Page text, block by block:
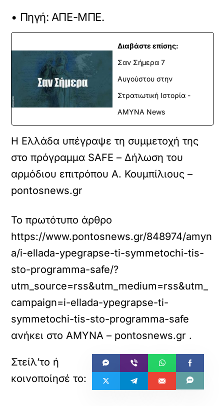
• Πηγή: ΑΠΕ-ΜΠΕ.
Διαβάστε επίσης:
Σαν Σήμερα 7
Αυγούστου στην
Στρατιωτική Ιστορία -
ΑΜΥΝΑ News
Η Ελλάδα υπέγραψε τη συμμετοχή της
στο πρόγραμμα SAFE – Δήλωση του
αρμόδιου επιτρόπου Α. Κουμπίλιους –
pontosnews.gr
Το πρωτότυπο άρθρο
https://www.pontosnews.gr/848974/amyn
a/i-ellada-ypegrapse-ti-symmetochi-tis-
sto-programma-safe/?
utm_source=rss&utm_medium=rss&utm_
campaign=i-ellada-ypegrapse-ti-
symmetochi-tis-sto-programma-safe
ανήκει στοΑΜΥΝΑ – pontosnews.gr .